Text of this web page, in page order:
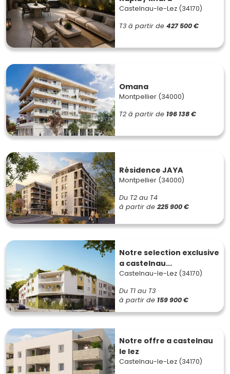
Castelnau-le-Lez (34170)
T3 à partir de 427 500 €
Omana
Montpellier (34000)
T2 à partir de 196 138 €
Résidence JAYA
Montpellier (34000)
Du T2 au T4
à partir de 225 900 €
Notre selection exclusive
a castelnau...
Castelnau-le-Lez (34170)
Du T1 au T3
à partir de 159 900 €
Notre offre a castelnau
le lez
Castelnau-le-Lez (34170)